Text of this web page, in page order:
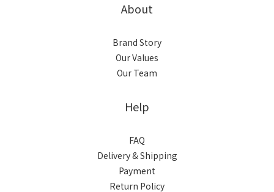
About
Brand Story
Our Values
Our Team
Help
FAQ
Delivery & Shipping
Payment
Return Policy